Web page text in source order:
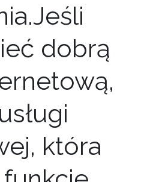
dobrą
która